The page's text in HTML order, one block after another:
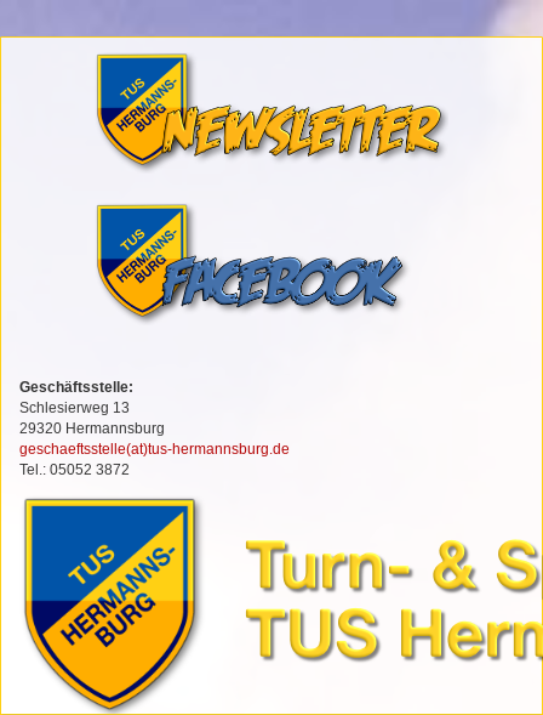
Geschäftsstelle:
Schlesierweg 13
29320 Hermannsburg
geschaeftsstelle(at)tus-hermannsburg.de
Tel.: 05052 3872